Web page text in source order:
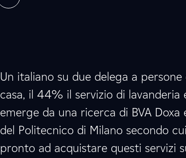
Un italiano su due delega a
casa, il 44% il servizio di
emerge da una ricerca di BVA
del Politecnico di Milano secondo
pronto ad acquistare questi servizi